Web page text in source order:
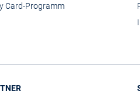
Card-Programm